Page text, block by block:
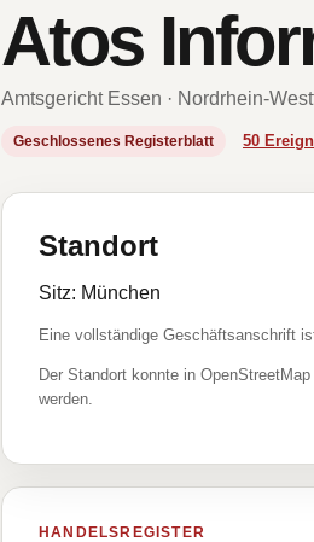
Atos
Amtsgericht Essen · Nordrhein-
Geschlossenes Registerblatt 50
Standort
Sitz: München
Eine vollständige Geschäftsanschrift
Der Standort konnte in
werden.
HANDELSREGISTER